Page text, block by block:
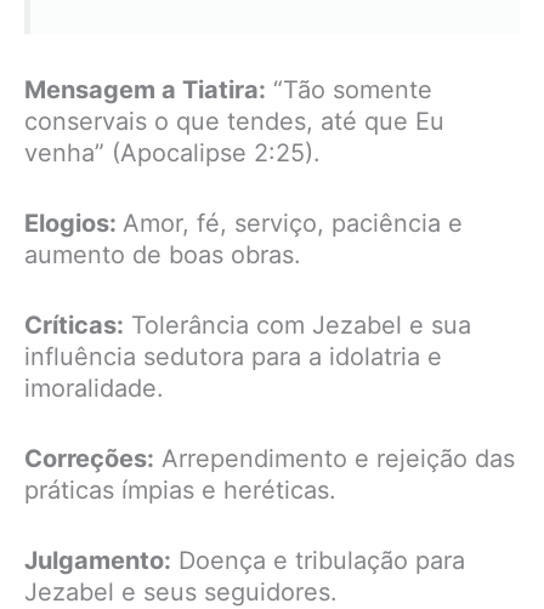
Mensagem a Tiatira: “Tão somente
conservais o que tendes, até que Eu
venha” (Apocalipse 2:25).
Elogios: Amor, fé, serviço, paciência e
aumento de boas obras.
Críticas: Tolerância com Jezabel e sua
influência sedutora para a idolatria e
imoralidade.
Correções: Arrependimento e rejeição das
práticas ímpias e heréticas.
Julgamento: Doença e tribulação para
Jezabel e seus seguidores.